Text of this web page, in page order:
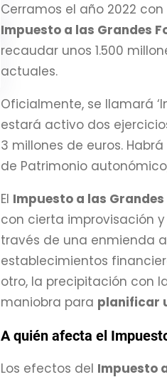
Cerramos el año 2022
Impuesto a las Grandes
recaudar unos 1.500
actuales.
Oficialmente, se llamará
estará activo dos
3 millones de euros.
de Patrimonio
El Impuesto a las
con cierta improvisación
través de una enmienda
establecimientos
otro, la precipitación con
maniobra para planificar
A quién afecta el
Los efectos del Impuesto